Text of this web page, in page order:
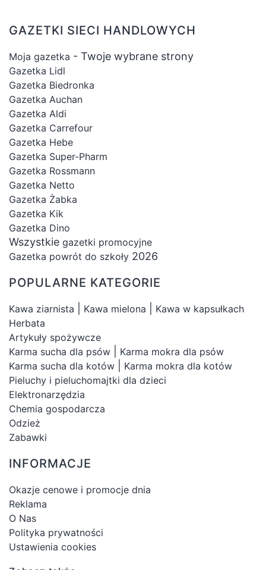
GAZETKI SIECI HANDLOWYCH
Moja gazetka - Twoje wybrane strony
Gazetka Lidl
Gazetka Biedronka
Gazetka Auchan
Gazetka Aldi
Gazetka Carrefour
Gazetka Hebe
Gazetka Super-Pharm
Gazetka Rossmann
Gazetka Netto
Gazetka Żabka
Gazetka Kik
Gazetka Dino
Wszystkie gazetki promocyjne
Gazetka powrót do szkoły 2026
POPULARNE KATEGORIE
Kawa ziarnista Kawa mielona
Kawa w kapsułkach
Herbata
Artykuły spożywcze
Karma sucha dla psów
Karma mokra dla psów
Karma sucha dla kotów
Karma mokra dla kotów
Pieluchy i pieluchomajtki dla dzieci
Elektronarzędzia
Chemia gospodarcza
Odzież
Zabawki
INFORMACJE
Okazje cenowe i promocje dnia
Reklama
O Nas
Polityka prywatności
Ustawienia cookies